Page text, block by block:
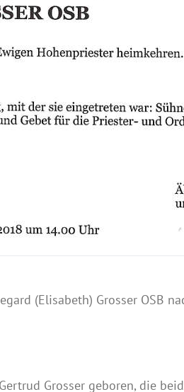
(Elisabeth) Grosser OSB
Grosser geboren, die